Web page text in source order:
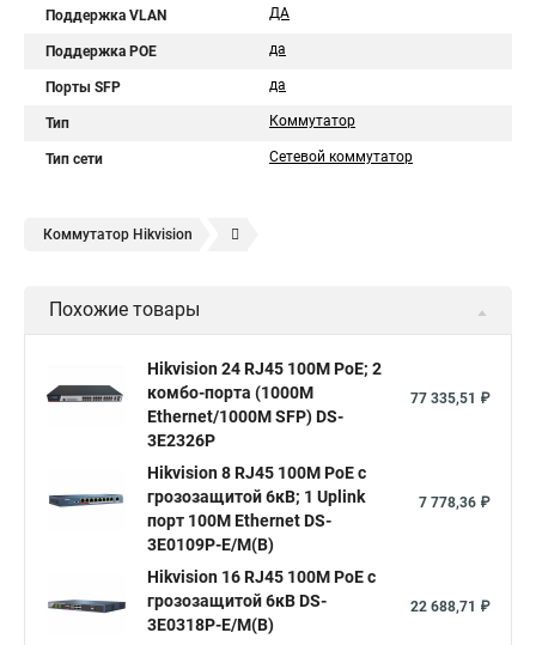
Поддержка VLAN ДА
Поддержка POE да
Порты SFP да
Тип Коммутатор
Тип сети Сетевой коммутатор
Коммутатор Нikvision
Коммутатор l2 с 24 портами 10
Коммутатор что такое D link коммутатор на 48 портов
Коммутатор атс это
Коммутатор принцип работы коммутатора
Hp коммутатор 24 портов Коммутатор mes2424p
Что такое интерфейс коммутатора
Настройка коммутаторы cisco
Коммутатор на 8 портов с poe
Похожие товары
Hikvision 24 RJ45 100M PoE; 2
комбо-порта (1000М
Ethernet/1000M SFP) DS-
3E2326P
77 335,51 ₽
Hikvision 8 RJ45 100M PoE с
грозозащитой 6кВ; 1 Uplink
порт 100М Ethernet DS-
3E0109P-E/M(B)
7 778,36 ₽
Hikvision 16 RJ45 100M PoE с
грозозащитой 6кВ DS-
3E0318P-E/M(B)
22 688,71 ₽